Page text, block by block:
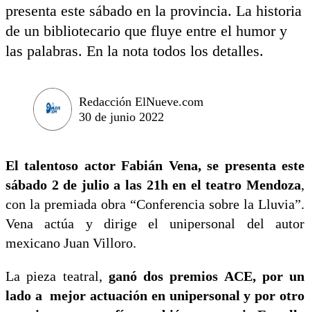
presenta este sábado en la provincia. La historia
de un bibliotecario que fluye entre el humor y
las palabras. En la nota todos los detalles.
Redacción ElNueve.com
30 de junio 2022
El talentoso actor Fabián Vena, se presenta este
sábado 2 de julio a las 21h en el teatro Mendoza,
con la premiada obra “Conferencia sobre la Lluvia”.
Vena actúa y dirige el unipersonal del autor
mexicano Juan Villoro.
La pieza teatral, ganó dos premios ACE, por un
lado a mejor actuación en unipersonal y por otro